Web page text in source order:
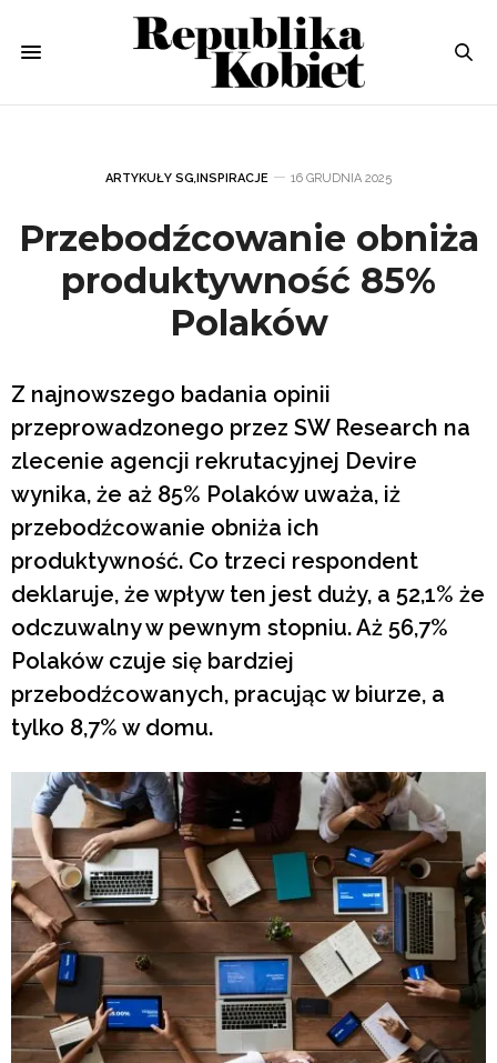
ARTYKUŁY SG,INSPIRACJE 16 GRUDNIA 2025
Przebodźcowanie obniża
produktywność 85%
Polaków
Z najnowszego badania opinii
przeprowadzonego przez SW Research na
zlecenie agencji rekrutacyjnej Devire
wynika, że aż 85% Polaków uważa, iż
przebodźcowanie obniża ich
produktywność. Co trzeci respondent
deklaruje, że wpływ ten jest duży, a 52,1% że
odczuwalny w pewnym stopniu. Aż 56,7%
Polaków czuje się bardziej
przebodźcowanych, pracując w biurze, a
tylko 8,7% w domu.